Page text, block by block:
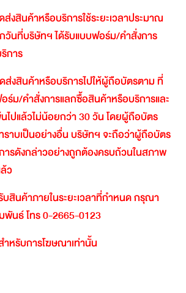
งสินค้าหรือบริการใช้ระยะเวลาประมาณ
วันที่บริษัทฯได้รับแบบฟอร์ม/คำสั่งการ
การ
งสินค้าหรือบริการไปให้ผู้ถือบัตรตามที่
ร์ม/คำสั่งการแลกซื้อสินค้าหรือบริการและ
ไปแล้วไม่น้อยกว่า30วันโดยผู้ถือบัตร
ราบเป็นอย่างอื่นบริษัทฯจะถือว่าผู้ถือบัตร
ารดังกล่าวอย่างถูกต้องครบถ้วนในสภาพ
ว
สินค้าภายในระยะเวลาที่กำหนดกรุณา
พันธ์โทร0-2665-0123
หรับการโฆษณาเท่านั้น